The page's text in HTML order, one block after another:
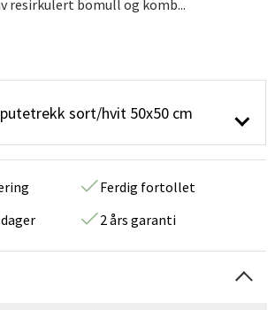
resirkulert bomull og komb...
sort/hvit 50x50 cm
Ferdig fortollet
2 års garanti